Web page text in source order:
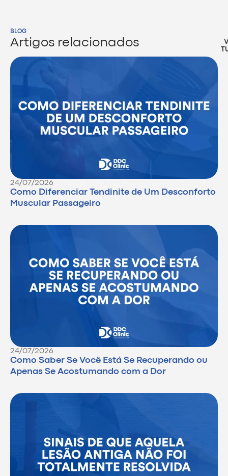
BLOG
Artigos relacionados
24/07/2026
Como Diferenciar Tendinite de Um Desconforto
Muscular Passageiro
24/07/2026
Como Saber Se Você Está Se Recuperando ou
Apenas Se Acostumando com a Dor